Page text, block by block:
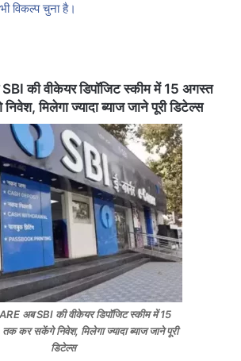
विकल्प चुना है।
की वीकेयर डिपॉजिट स्कीम में 15 अगस्त
मिलेगा ज्यादा ब्याज जाने पूरी डिटेल्स
अब SBI की वीकेयर डिपॉजिट स्कीम में 15
कर सकेंगे निवेश, मिलेगा ज्यादा ब्याज जाने पूरी
डिटेल्स